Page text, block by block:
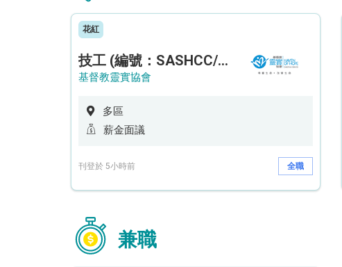
花紅
技工 (編號：SASHCC/A/CTE)
基督教靈實協會
多區
薪金面議
刊登於 5小時前 全職
兼職